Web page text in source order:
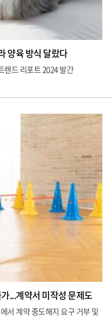
양육 방식 달랐다
드 리포트 2024 발간
...계약서 미작성 문제도
서 계약 중도해지 요구 거부 및